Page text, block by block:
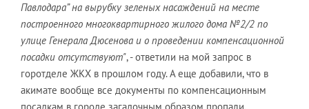
Павлодара” на вырубку зеленых насаждений на месте
построенного многоквартирного жилого дома №2/2 по
улице Генерала Дюсенова и о проведении компенсационной
посадки отсутствуют", - ответили на мой запрос в
горотделе ЖКХ в прошлом году. А еще добавили, что в
акимате вообще все документы по компенсационным